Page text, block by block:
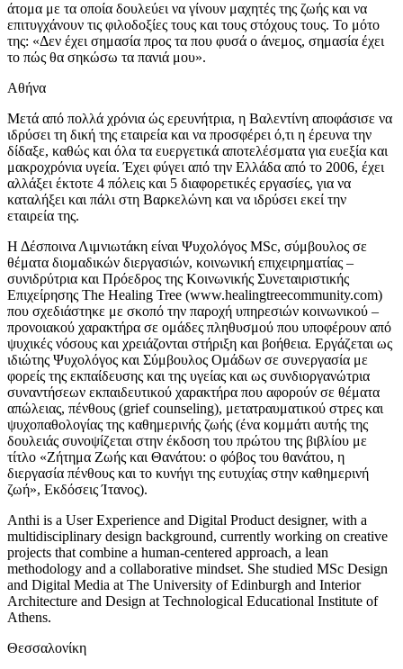
άτομα με τα οποία δουλεύει να γίνουν μαχητές της ζωής και να
επιτυγχάνουν τις φιλοδοξίες τους και τους στόχους τους. Το μότο
της: «Δεν έχει σημασία προς τα που φυσά ο άνεμος, σημασία έχει
το πώς θα σηκώσω τα πανιά μου».
Αθήνα
Μετά από πολλά χρόνια ώς ερευνήτρια, η Βαλεντίνη αποφάσισε να
ιδρύσει τη δική της εταιρεία και να προσφέρει ό,τι η έρευνα την
δίδαξε, καθώς και όλα τα ευεργετικά αποτελέσματα για ευεξία και
μακροχρόνια υγεία. Έχει φύγει από την Ελλάδα από το 2006, έχει
αλλάξει έκτοτε 4 πόλεις και 5 διαφορετικές εργασίες, για να
καταλήξει και πάλι στη Βαρκελώνη και να ιδρύσει εκεί την
εταιρεία της.
Η Δέσποινα Λιμνιωτάκη είναι Ψυχολόγος MSc, σύμβουλος σε
θέματα διομαδικών διεργασιών, κοινωνική επιχειρηματίας –
συνιδρύτρια και Πρόεδρος της Κοινωνικής Συνεταιριστικής
Επιχείρησης Τhe Healing Tree (www.healingtreecommunity.com)
που σχεδιάστηκε με σκοπό την παροχή υπηρεσιών κοινωνικού –
προνοιακού χαρακτήρα σε ομάδες πληθυσμού που υποφέρουν από
ψυχικές νόσους και χρειάζονται στήριξη και βοήθεια. Εργάζεται ως
ιδιώτης Ψυχολόγος και Σύμβουλος Ομάδων σε συνεργασία με
φορείς της εκπαίδευσης και της υγείας και ως συνδιοργανώτρια
συναντήσεων εκπαιδευτικού χαρακτήρα που αφορούν σε θέματα
απώλειας, πένθους (grief counseling), μετατραυματικού στρες και
ψυχοπαθολογίας της καθημερινής ζωής (ένα κομμάτι αυτής της
δουλειάς συνοψίζεται στην έκδοση του πρώτου της βιβλίου με
τίτλο «Ζήτημα Ζωής και Θανάτου: ο φόβος του θανάτου, η
διεργασία πένθους και το κυνήγι της ευτυχίας στην καθημερινή
ζωή», Εκδόσεις Ίτανος).
Anthi is a User Experience and Digital Product designer, with a
multidisciplinary design background, currently working on creative
projects that combine a human-centered approach, a lean
methodology and a collaborative mindset. She studied MSc Design
and Digital Media at The University of Edinburgh and Interior
Architecture and Design at Technological Educational Institute of
Athens.
Θεσσαλονίκη